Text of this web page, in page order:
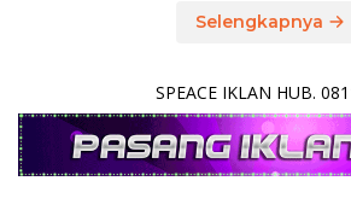
Selengkapnya
SPEACE IKLAN HUB.